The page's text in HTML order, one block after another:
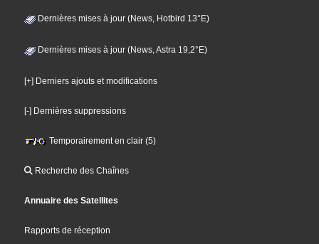
Dernières mises à jour (News, Hotbird 13°E)
Dernières mises à jour (News, Astra 19,2°E)
[+] Derniers ajouts et modifications
[-] Dernières suppressions
Temporairement en clair (5)
Recherche des Chaînes
Annuaire des Satellites
Rapports de réception